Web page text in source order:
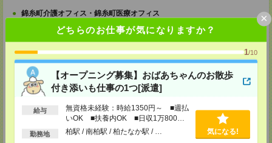
どちらのお仕事が気になりますか？
1/10
【オープニング募集】おばあちゃんのお散歩
付き添いも仕事の1つ[派遣]
給与
無資格未経験：時給1350円～ ■週払
いOK ■扶養内OK ■日収1万800円
以上
勤務地 柏駅 / 南柏駅 / 柏たなか駅 / … 気になる!
×
錦糸町介護オフィス・錦糸町医療オフィス
〒130-0013 東京都墨田区錦糸一丁目2番1号 アルカセントラル18F
TEL：03-5637-1151
FAX：03-5637-1388
担当：採用担当
西東京医療オフィス
〒180-0004 東京都武蔵野市吉祥寺本町1丁目14番5号 吉祥寺本町ビル5F
TEL：0422-23-0901
FAX：0422-23-0905